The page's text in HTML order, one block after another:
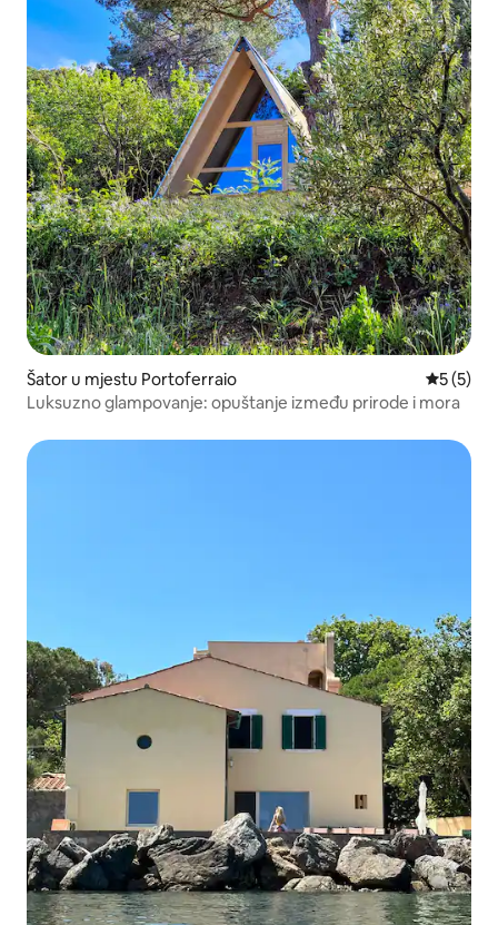
Šator u mjestu Portoferraio
5 (5)
Luksuzno glampovanje: opuštanje između prirode i mora